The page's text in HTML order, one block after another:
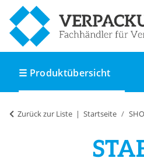
☰ Produktübersicht
Zurück zur Liste Startseite